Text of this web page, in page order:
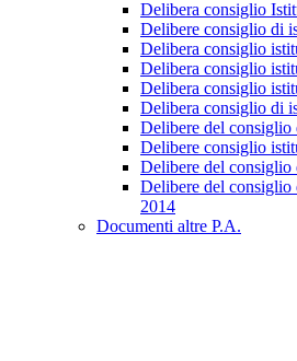
Delibera consiglio
Delibere consiglio di
Delibera consiglio
Delibera consiglio
Delibera consiglio
Delibera consiglio di
Delibere del
Delibere consiglio
Delibere del
Delibere del
2014
Documenti altre P.A.